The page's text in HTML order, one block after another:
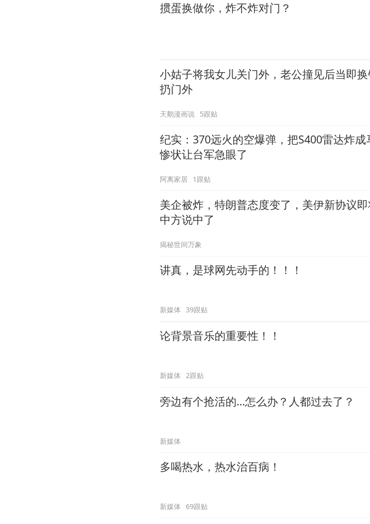
掼蛋换做你，炸不炸对门？
小姑子将我女儿关门外，老公撞见后当即
扔门外
天鹅漫画说 5跟贴
纪实：370远火的空爆弹，把S400雷达炸
惨状让台军急眼了
阿离家居 1跟贴
美企被炸，特朗普态度变了，美伊新协议
中方说中了
揭秘世间万象
讲真，是球网先动手的！！！
新媒体 39跟贴
论背景音乐的重要性！！
新媒体 2跟贴
旁边有个抢活的…怎么办？人都过去了？
新媒体
多喝热水，热水治百病！
新媒体 69跟贴